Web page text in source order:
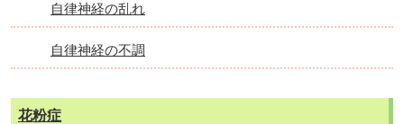
自律神経の乱れ
自律神経の不調
花粉症